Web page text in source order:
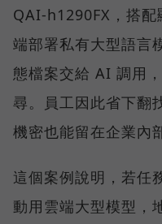
QAI-h1290FX，搭配
端部署私有大型語言
態檔案交給 AI 調用
尋。員工因此省下翻
機密也能留在企業內
這個案例說明，若任
動用雲端大型模型，